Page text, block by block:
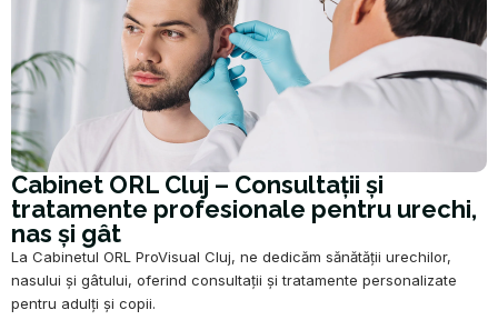
Cabinet ORL Cluj – Consultații și
tratamente profesionale pentru urechi,
nas și gât
La Cabinetul ORL ProVisual Cluj, ne dedicăm sănătății urechilor,
nasului și gâtului, oferind consultații și tratamente personalizate
pentru adulți și copii.